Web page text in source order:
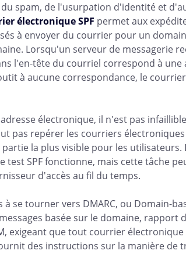
spam, de l'usurpation d'identité et
électronique SPF permet aux
à envoyer du courrier pour un
Lorsqu'un serveur de messagerie
l'en-tête du courriel correspond à une
à aucune correspondance, le
électronique, il n'est pas
pas repérer les courriers
la plus visible pour les utilisateurs.
SPF fonctionne, mais cette tâche
d'accès au fil du temps.
se tourner vers DMARC, ou Domain-
basée sur le domaine, rapport
exigeant que tout courrier
des instructions sur la manière de